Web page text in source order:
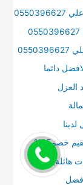
دائما
العزل
خصم35%
هائلة)